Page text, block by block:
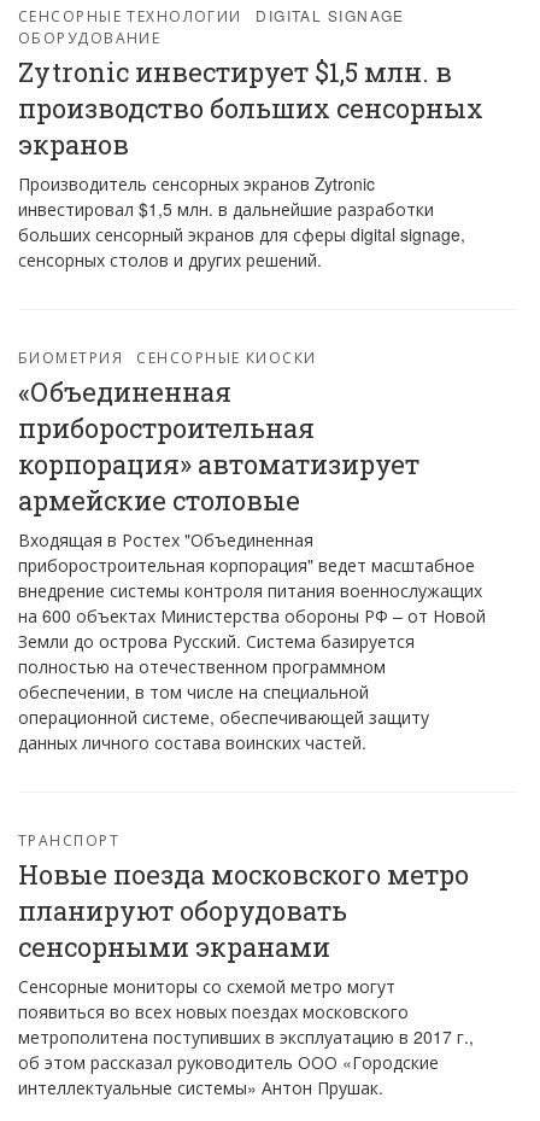
СЕНСОРНЫЕ ТЕХНОЛОГИИ
DIGITAL SIGNAGE
ОБОРУДОВАНИЕ
Zytronic инвестирует $1,5 млн. в
производство больших сенсорных
экранов
Производитель сенсорных экранов Zytronic
инвестировал $1,5 млн. в дальнейшие разработки
больших сенсорный экранов для сферы digital signage,
сенсорных столов и других решений.
БИОМЕТРИЯ СЕНСОРНЫЕ КИОСКИ
«Объединенная
приборостроительная
корпорация» автоматизирует
армейские столовые
Входящая в Ростех "Объединенная
приборостроительная корпорация" ведет масштабное
внедрение системы контроля питания военнослужащих
на 600 объектах Министерства обороны РФ – от Новой
Земли до острова Русский. Система базируется
полностью на отечественном программном
обеспечении, в том числе на специальной
операционной системе, обеспечивающей защиту
данных личного состава воинских частей.
ТРАНСПОРТ
Новые поезда московского метро
планируют оборудовать
сенсорными экранами
Сенсорные мониторы со схемой метро могут
появиться во всех новых поездах московского
метрополитена поступивших в эксплуатацию в 2017 г.,
об этом рассказал руководитель ООО «Городские
интеллектуальные системы» Антон Прушак.